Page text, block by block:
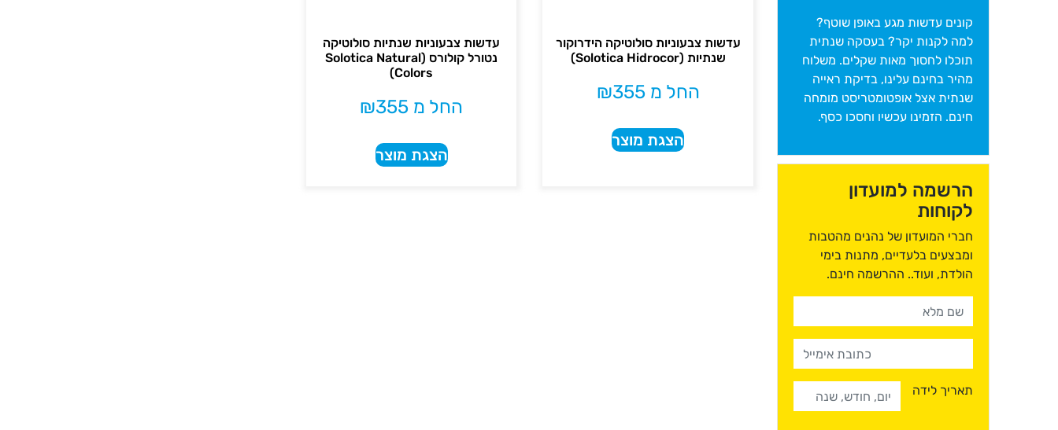
קונים עדשות מגע באופן שוטף?
למה לקנות יקר? בעסקה שנתית
תוכלו לחסוך מאות שקלים. משלוח
מהיר בחינם עלינו, בדיקת ראייה
שנתית אצל אופטומטריסט מומחה
חינם. הזמינו עכשיו וחסכו כסף.
הרשמה למועדון
לקוחות
חברי המועדון של נהנים מהטבות
ומבצעים בלעדיים, מתנות בימי
הולדת, ועוד.. ההרשמה חינם.
תאריך לידה
עדשות צבעוניות סולוטיקה הידרוקור
שנתיות (Solotica Hidrocor)
החל מ ₪355
הצגת מוצר
עדשות צבעוניות שנתיות סולוטיקה
נטורל קולורס (Solotica Natural
Colors)
החל מ ₪355
הצגת מוצר